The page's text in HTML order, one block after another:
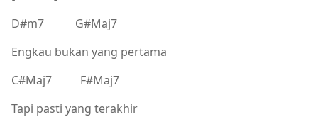
D#m7 G#Maj7
Engkau bukan yang pertama
C#Maj7 F#Maj7
Tapi pasti yang terakhir